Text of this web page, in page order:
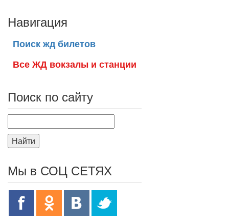
Навигация
Поиск жд билетов
Все ЖД вокзалы и станции
Поиск по сайту
Найти
Мы в СОЦ СЕТЯХ